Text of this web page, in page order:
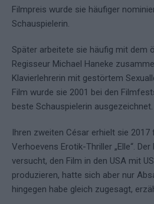
Filmpreis wurde sie häufiger
Schauspielerin.
Später arbeitete sie häufig mit dem
Regisseur Michael Haneke
Klavierlehrerin mit gestörtem
Film wurde sie 2001 bei den
beste Schauspielerin ausgezeichnet.
Ihren zweiten César erhielt sie 2017
Verhoevens Erotik-Thriller „Elle“.
versucht, den Film in den USA mit
produzieren, hatte sich aber nur
hingegen habe gleich zugesagt,